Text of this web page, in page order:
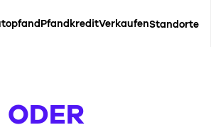
PfandkreditVerkaufenStandorte